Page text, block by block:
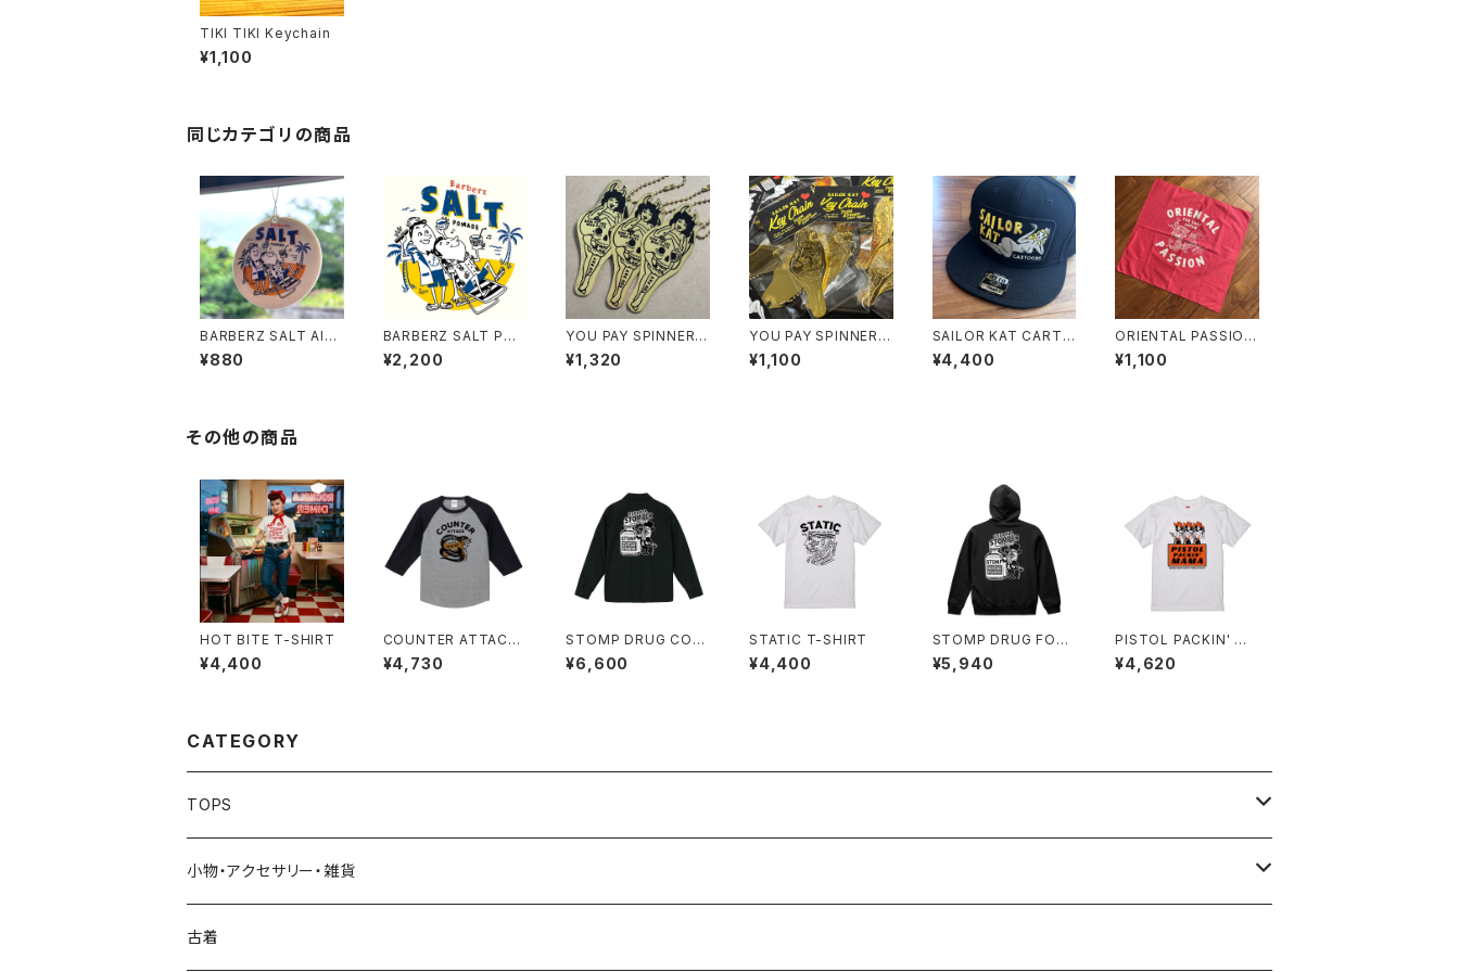
TIKI TIKI Keychain
¥1,100
同じカテゴリの商品
BARBERZ SALT AIR
FRESHENER
¥880
BARBERZ SALT PO
MADE
¥2,200
YOU PAY SPINNER K
EY CHAIN Ver.2
¥1,320
YOU PAY SPINNER K
EY CHAIN Ver.1
¥1,100
SAILOR KAT CARTO
ON フラットバイザーキ
ャップ（OTTO）
¥4,400
ORIENTAL PASSION
BANDANA
¥1,100
その他の商品
HOT BITE T-SHIRT
¥4,400
COUNTER ATTACK
3/4 SLEEVE
¥4,730
STOMP DRUG COA
CH JACKET
¥6,600
STATIC T-SHIRT
¥4,400
STOMP DRUG FOO
DIE
¥5,940
PISTOL PACKIN' MA
MA Ver.4 T-SHIRT
¥4,620
CATEGORY
TOPS
Tシャツ
ガールズ
スウェット/フーディ
小物・アクセサリー・雑貨
ポマード
古着